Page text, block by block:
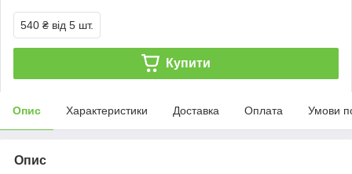
540 ₴ від 5 шт.
Купити
Опис Характеристики Доставка Оплата Умови
Опис